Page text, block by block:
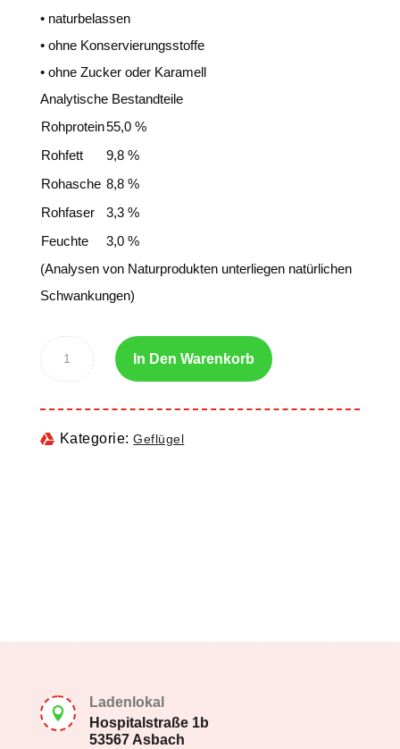
• naturbelassen
• ohne Konservierungsstoffe
• ohne Zucker oder Karamell
Analytische Bestandteile
Rohprotein55,0 %
Rohfett
9,8 %
Rohasche 8,8 %
Rohfaser
3,3 %
Feuchte
3,0 %
(Analysen von Naturprodukten unterliegen natürlichen
Schwankungen)
In Den Warenkorb
Kategorie:Geflügel

Ladenlokal
Hospitalstraße 1b
53567 Asbach